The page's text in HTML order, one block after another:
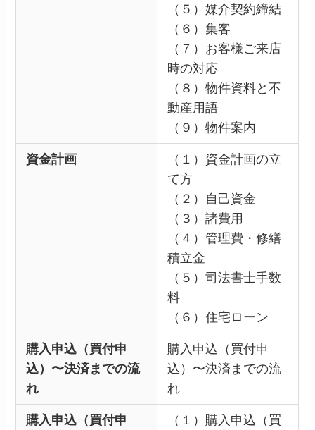
（５）媒介契約締結
（６）集客
（７）お客様ご来店
時の対応
（８）物件資料と不
動産用語
（９）物件案内
資金計画
（１）資金計画の立
て方
（２）自己資金
（３）諸費用
（４）管理費・修繕
積立金
（５）司法書士手数
料
（６）住宅ローン
購入申込（買付申
込）〜決済までの流
れ
購入申込（買付申
込）〜決済までの流
れ
購入申込（買付申 （１）購入申込（買